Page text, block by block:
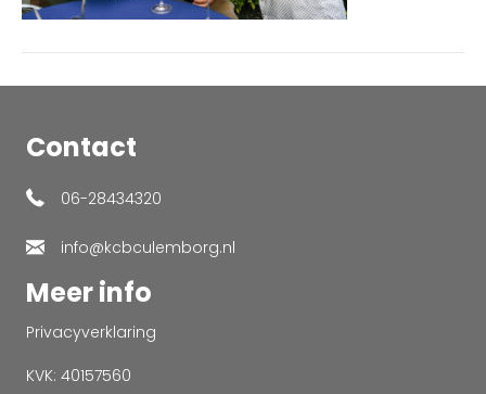
Contact
06-28434320
info@kcbculemborg.nl
Meer info
Privacyverklaring
KVK: 40157560